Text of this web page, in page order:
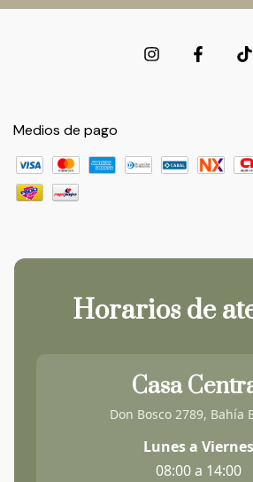
Medios de pago
Horarios de
Casa
Don Bosco 2789, Bahía
Lunes a Viernes
08:00 a 14:00